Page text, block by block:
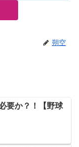
朔空
要か？！【野球